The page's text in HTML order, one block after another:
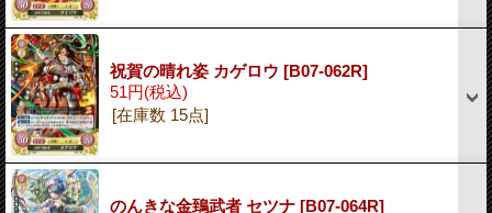
祝賀の晴れ姿 カゲロウ [B07-062R]
51円(税込)
[在庫数 15点]
のんきな金鵄武者 セツナ [B07-064R]